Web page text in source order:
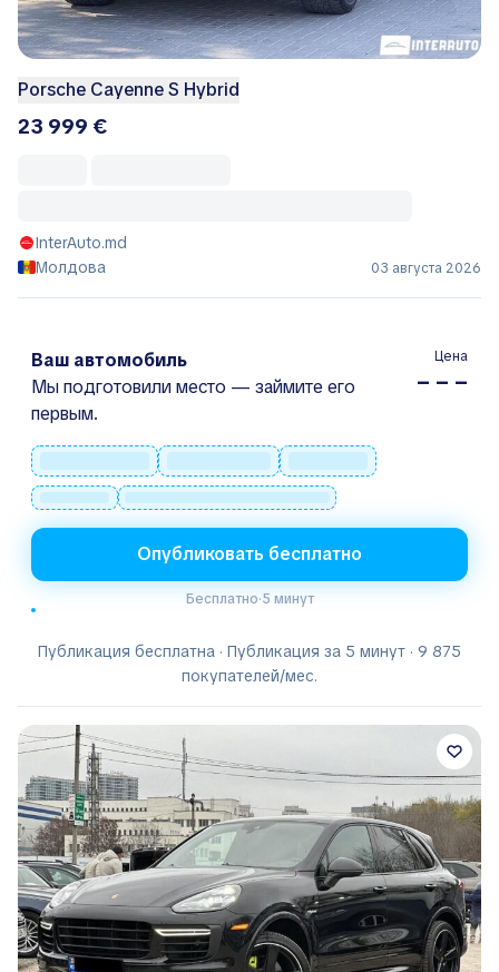
Porsche Cayenne S Hybrid
23 999 €
InterAuto.md
Молдова
03 августа 2026
Ваш автомобиль
Мы подготовили место — займите его
первым.
Цена
– – –
Опубликовать бесплатно
Бесплатно·5 минут
Публикация бесплатна · Публикация за 5 минут · 9 875
покупателей/мес.